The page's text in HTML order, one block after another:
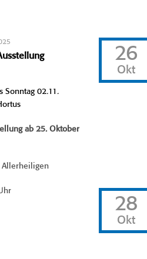
Sonntag 02.11.
ab 25. Oktober
Allerheiligen
26
Okt
28
Okt